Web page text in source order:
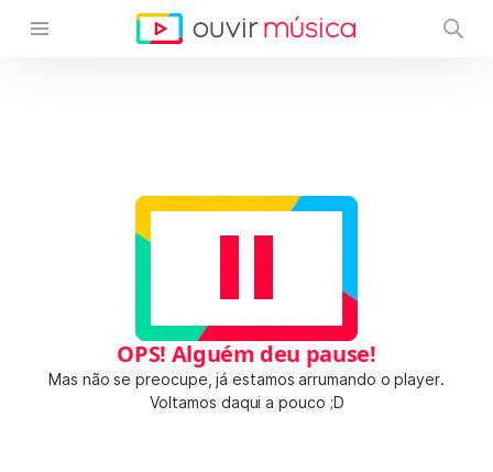
OPS! Alguém deu pause!
Mas não se preocupe, já estamos arrumando o player.
Voltamos daqui a pouco ;D